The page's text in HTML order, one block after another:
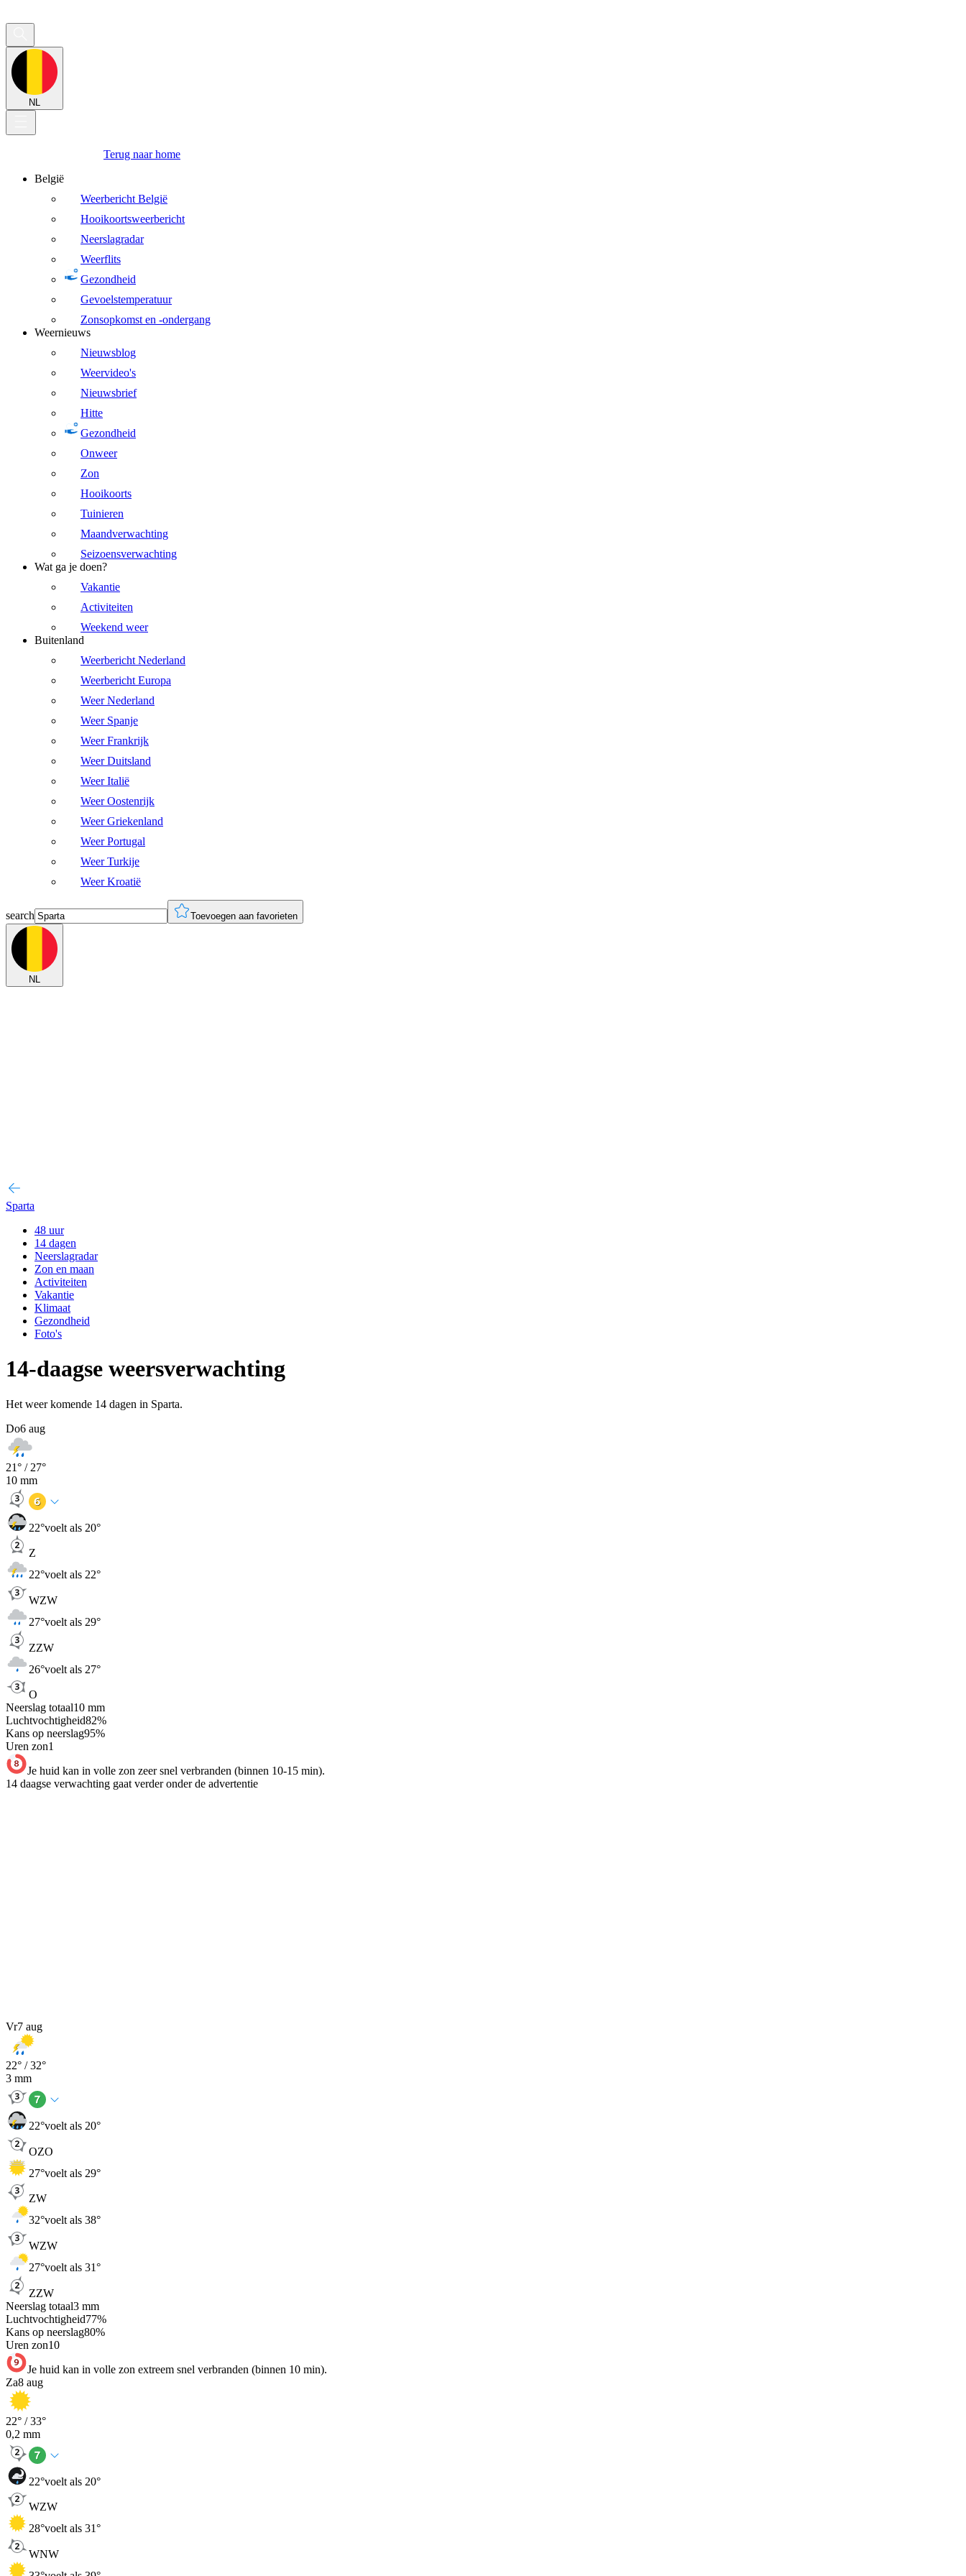
NL
Terug naar home
België
Weerbericht België
Hooikoortsweerbericht
Neerslagradar
Weerflits
Gezondheid
Gevoelstemperatuur
Zonsopkomst en -ondergang
Weernieuws
Nieuwsblog
Weervideo's
Nieuwsbrief
Hitte
Gezondheid
Onweer
Zon
Hooikoorts
Tuinieren
Maandverwachting
Seizoensverwachting
Wat ga je doen?
Vakantie
Activiteiten
Weekend weer
Buitenland
Weerbericht Nederland
Weerbericht Europa
Weer Nederland
Weer Spanje
Weer Frankrijk
Weer Duitsland
Weer Italië
Weer Oostenrijk
Weer Griekenland
Weer Portugal
Weer Turkije
Weer Kroatië
search Toevoegen aan favorieten
NL
Sparta
48 uur
14 dagen
Neerslagradar
Zon en maan
Activiteiten
Vakantie
Klimaat
Gezondheid
Foto's
14-daagse weersverwachting
Het weer komende 14 dagen in Sparta.
Do6 aug
21° / 27°
10 mm
22°voelt als 20°
Z
22°voelt als 22°
WZW
27°voelt als 29°
ZZW
26°voelt als 27°
O
Neerslag totaal10 mm
Luchtvochtigheid82%
Kans op neerslag95%
Uren zon1
Je huid kan in volle zon zeer snel verbranden (binnen 10-15 min).
14 daagse verwachting gaat verder onder de advertentie
Vr7 aug
22° /32°
3 mm
22°voelt als 20°
OZO
27°voelt als 29°
ZW
32°voelt als 38°
WZW
27°voelt als 31°
ZZW
Neerslag totaal3 mm
Luchtvochtigheid77%
Kans op neerslag80%
Uren zon10
Je huid kan in volle zon extreem snel verbranden (binnen 10 min).
Za8 aug
22° /33°
0,2 mm
22°voelt als 20°
WZW
28°voelt als 31°
WNW